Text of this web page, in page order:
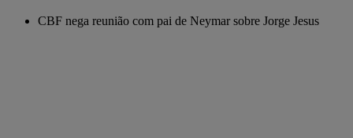
CBF nega reunião com pai de Neymar sobre Jorge Jesus